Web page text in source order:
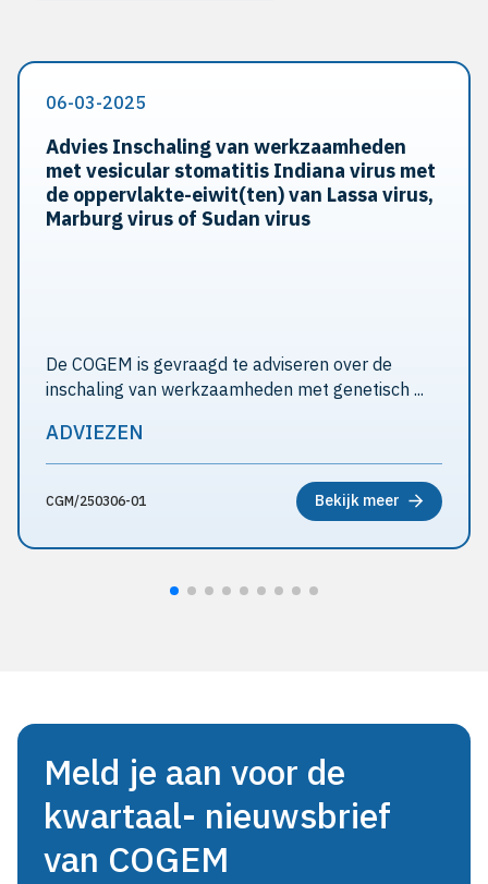
06-03-2025
Advies Inschaling van werkzaamheden
met vesicular stomatitis Indiana virus met
de oppervlakte-eiwit(ten) van Lassa virus,
Marburg virus of Sudan virus
De COGEM is gevraagd te adviseren over de
inschaling van werkzaamheden met genetisch ...
ADVIEZEN
CGM/250306-01 Bekijk meer
Meld je aan voor de
kwartaal- nieuwsbrief
van COGEM